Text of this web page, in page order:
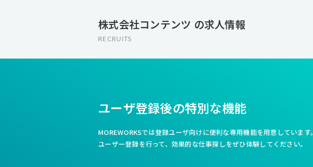
株式会社コンテンツ の求人情報
RECRUITS
ユーザ登録後の特別な機能
MOREWORKSでは登録ユーザ向けに便利な専用機能を用意しています。
ユーザー登録を行って、効果的な仕事探しをぜひ体験してください。